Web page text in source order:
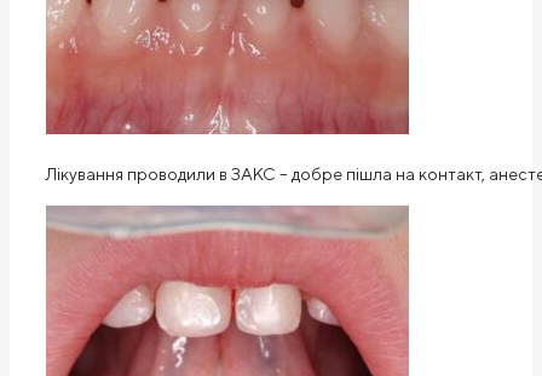
Лікування проводили в ЗАКС – добре пішла на контакт,